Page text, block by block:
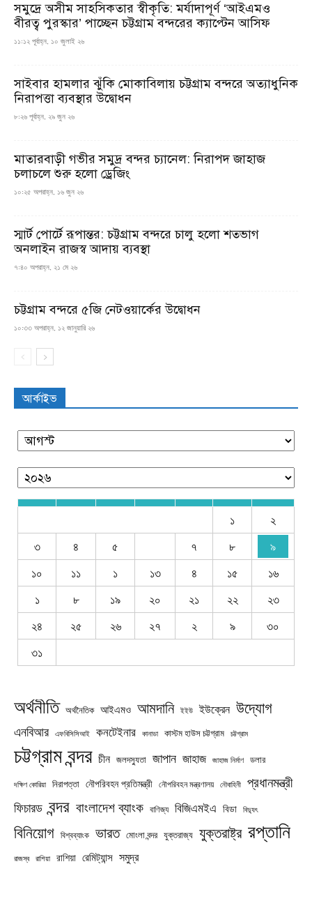
সমুদ্রে অসীম সাহসিকতার স্বীকৃতি: মর্যাদাপূর্ণ ‘আইএমও
বীরত্ব পুরস্কার’ পাচ্ছেন চট্টগ্রাম বন্দরের ক্যাপ্টেন আসিফ
১১:১২ পূর্বাহ্ন, ১০ জুলাই ২৬
সাইবার হামলার ঝুঁকি মোকাবিলায় চট্টগ্রাম বন্দরে অত্যাধুনিক
নিরাপত্তা ব্যবস্থার উদ্বোধন
৮:২৬ পূর্বাহ্ন, ২৯ জুন ২৬
মাতারবাড়ী গভীর সমুদ্র বন্দর চ্যানেল: নিরাপদ জাহাজ
চলাচলে শুরু হলো ড্রেজিং
১০:২৫ অপরাহ্ন, ১৬ জুন ২৬
স্মার্ট পোর্টে রূপান্তর: চট্টগ্রাম বন্দরে চালু হলো শতভাগ
অনলাইন রাজস্ব আদায় ব্যবস্থা
৭:৪০ অপরাহ্ন, ২১ মে ২৬
চট্টগ্রাম বন্দরে ৫জি নেটওয়ার্কের উদ্বোধন
১০:৩৩ অপরাহ্ন, ১২ জানুয়ারি ২৬
আর্কাইভ
১
২
৩
৪ ৫ ৭ ৮
৯
১০
১১ ১ ১৩ ৪ ১৫
১৬
১
৮ ১৯ ২০ ২১ ২২
২৩
২৪
২৫ ২৬ ২৭ ২ ৯
৩০
৩১
অর্থনীতি অর্থনৈতিক আইএমও আমদানি ইইউ ইউক্রেন উদ্যোগ
এনবিআর এফবিসিসিআই কনটেইনার কানাডা কাস্টম হাউস চট্টগ্রাম চট্টগ্রাম
চট্টগ্রাম বন্দর চীন জলদস্যুতা জাপান জাহাজ জাহাজ নির্মাণ ডলার
দক্ষিণ কোরিয়া নিরাপত্তা নৌপরিবহন প্রতিমন্ত্রী নৌপরিবহন মন্ত্রণালয় নৌবাহিনী প্রধানমন্ত্রী
ফিচারড বন্দর বাংলাদেশ ব্যাংক বাণিজ্য বিজিএমইএ বিডা বিদ্যুৎ
বিনিয়োগ বিশ্বব্যাংক ভারত মোংলা বন্দর যুক্তরাজ্য যুক্তরাষ্ট্র রপ্তানি
রাজস্ব রাশিয়া রাশিয়া রেমিট্যান্স সমুদ্র